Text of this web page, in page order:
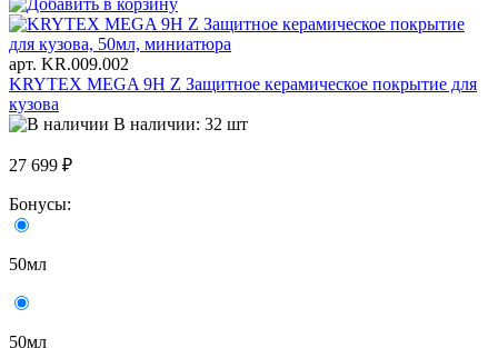
арт. KR.009.002
KRYTEX MEGA 9H Z Защитное керамическое покрытие для
кузова
В наличии: 32 шт
27 699 ₽
Бонусы:
50мл
50мл